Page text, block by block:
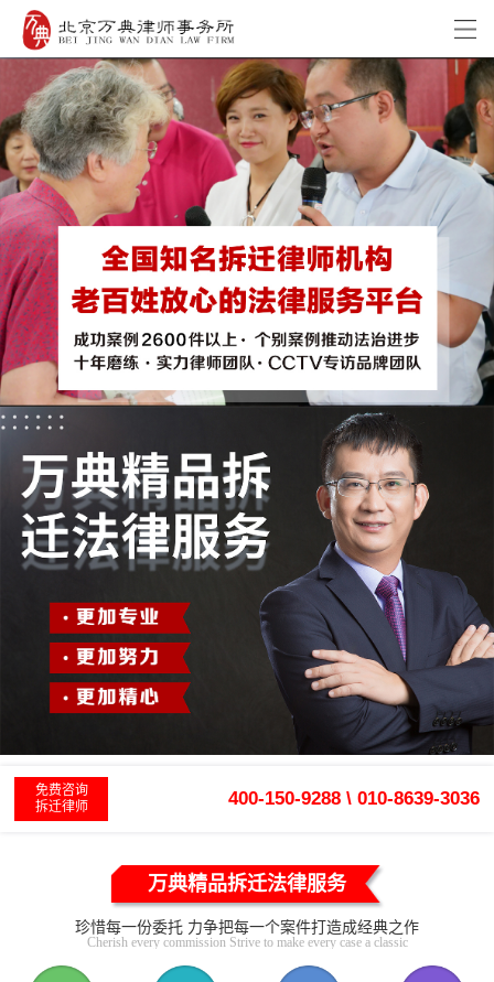
免费咨询
拆迁律师
400-150-9288 \ 010-8639-3036
万典精品拆迁法律服务
珍惜每一份委托 力争把每一个案件打造成经典之作
Cherish every commission Strive to make every case a classic